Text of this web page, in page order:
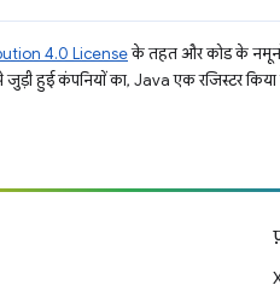
4.0 Licenseके तहत और कोड के
हुई कंपनियों का, Java एक रजिस्टर किया